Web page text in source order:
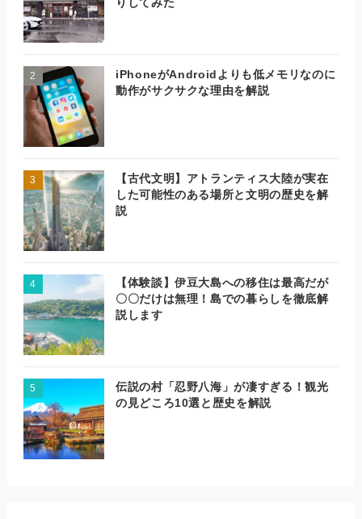
iPhoneがAndroidよりも低メモリなのに
動作がサクサクな理由を解説
【古代文明】アトランティス大陸が実在
した可能性のある場所と文明の歴史を解
説
【体験談】伊豆大島への移住は最高だが
〇〇だけは無理！島での暮らしを徹底解
説します
伝説の村「忍野八海」が凄すぎる！観光
の見どころ10選と歴史を解説